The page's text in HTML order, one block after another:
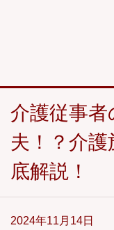
介護従事者
夫！？介
底解説！
2024年11月14日